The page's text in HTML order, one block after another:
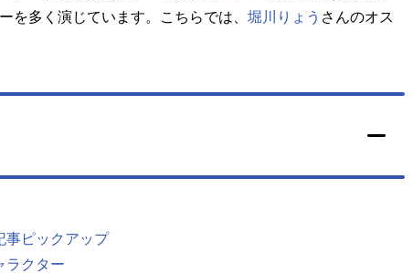
を多く演じています。こちらでは、 堀川りょう さんのオス
事ピックアップ
ラクター